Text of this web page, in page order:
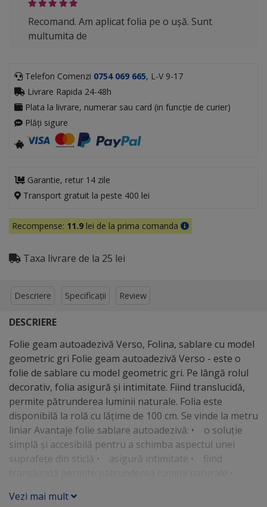
Recomand. Am aplicat folia pe o uşă. Sunt
multumita de
Telefon Comenzi 0754 069 665, L-V 9-17
Livrare Rapida 24-48h
Plata la livrare, numerar sau card (in funcție de curier)
Plăți sigure
Garantie, retur 14 zile
Transport gratuit la peste 400 lei
Recompense: 11.9 lei de la prima comanda
Taxa livrare de la 25 lei
Descriere Specificații Review
DESCRIERE
Folie geam autoadezivă Verso, Folina, sablare cu model
geometric gri Folie geam autoadezivă Verso - este o
folie de sablare cu model geometric gri. Pe lângă rolul
decorativ, folia asigură şi intimitate. Fiind translucidă,
permite pătrunderea luminii naturale. Folia este
disponibilă la rolă cu lăţime de 100 cm. Se vinde la metru
liniar Avantaje folie sablare autoadezivă: • o soluţie
simplă şi accesibilă pentru a schimba aspectul unei
suprafeţe din sticlă • asigură intimitate • fiind
fără să afecteze sticla • se aplică cu apă şi folosind o
Vezi mai mult